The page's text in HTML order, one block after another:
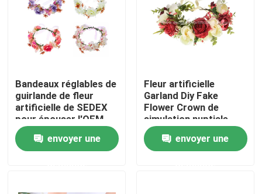
Maison
Des produits
À propos de nous
Bandeaux réglables de
guirlande de fleur
artificielle de SEDEX
pour épouser l'OEM
envoyer une
Fleur artificielle
Garland Diy Fake
Flower Crown de
simulation nuptiale
18cm
envoyer une